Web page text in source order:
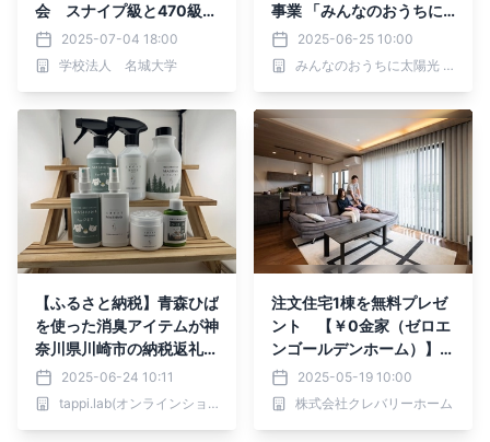
会 スナイプ級と470級で
１位に2025-07-04 18:00
学校法人 名城大学
事業 「みんなのおうちに
太陽光」の入札結果が出ま
した！ 太陽光パネルと蓄
電池の導入で最大約25％
2025-06-25 10:00
みんなのおうちに太陽光 事務局
【ふるさと納税】青森ひば
を使った消臭アイテムが神
奈川県川崎市の納税返礼品
に採択｜「川崎そだちニオ
イトリMASHUUシリー
ズ」としてふるぽ・ふるさ
2025-06-24 10:11
tappi.lab(オンラインショップ)
注文住宅1棟を無料プレゼ
ント 【￥0金家（ゼロエ
ンゴールデンホーム）】キ
ャンペーンご当選者の新居
が完成 神奈川県M様ご夫
婦にインタビューを実施！
2025-05-19 10:00
株式会社クレバリーホーム